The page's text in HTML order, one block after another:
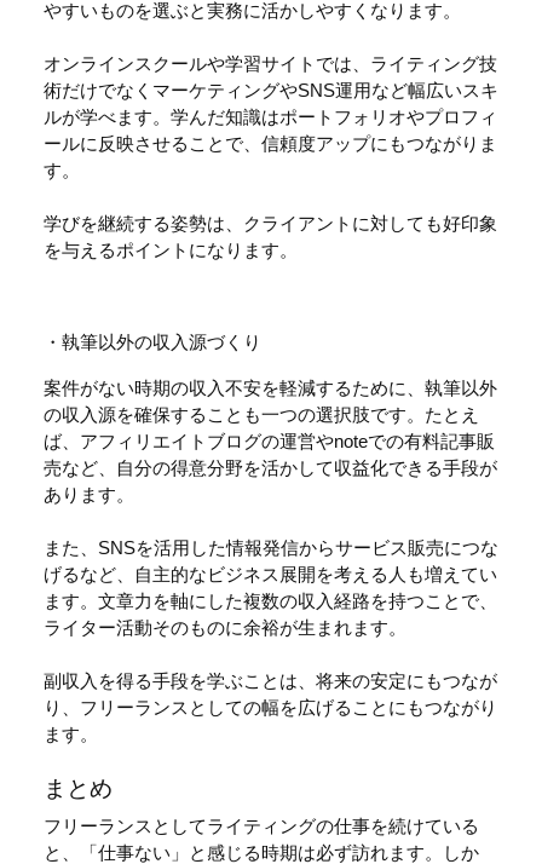
やすいものを選ぶと実務に活かしやすくなります。
オンラインスクールや学習サイトでは、ライティング技
術だけでなくマーケティングやSNS運用など幅広いスキ
ルが学べます。学んだ知識はポートフォリオやプロフィ
ールに反映させることで、信頼度アップにもつながりま
す。
学びを継続する姿勢は、クライアントに対しても好印象
を与えるポイントになります。
・執筆以外の収入源づくり
案件がない時期の収入不安を軽減するために、執筆以外
の収入源を確保することも一つの選択肢です。たとえ
ば、アフィリエイトブログの運営やnoteでの有料記事販
売など、自分の得意分野を活かして収益化できる手段が
あります。
また、SNSを活用した情報発信からサービス販売につな
げるなど、自主的なビジネス展開を考える人も増えてい
ます。文章力を軸にした複数の収入経路を持つことで、
ライター活動そのものに余裕が生まれます。
副収入を得る手段を学ぶことは、将来の安定にもつなが
り、フリーランスとしての幅を広げることにもつながり
ます。
まとめ
フリーランスとしてライティングの仕事を続けている
と、「仕事ない」と感じる時期は必ず訪れます。しか